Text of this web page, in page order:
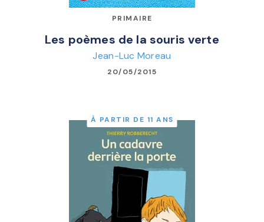
PRIMAIRE
Les poèmes de la souris verte
Jean-Luc Moreau
20/05/2015
À PARTIR DE 11 ANS